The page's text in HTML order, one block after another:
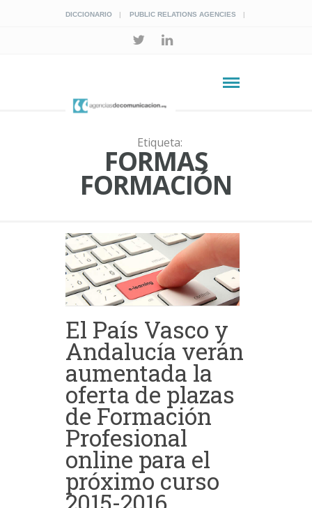
DICCIONARIO PUBLIC RELATIONS AGENCIES
Etiqueta:
FORMAS
FORMACIÓN
El País Vasco y
Andalucía verán
aumentada la
oferta de plazas
de Formación
Profesional
online para el
próximo curso